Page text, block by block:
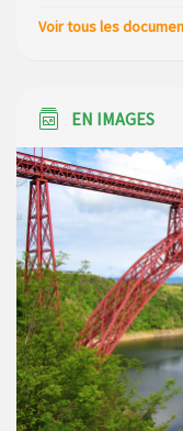
2026
Voir tous les
EN IMAGES